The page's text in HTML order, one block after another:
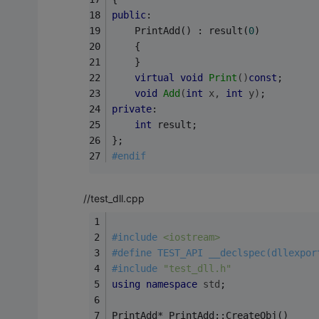
public:
	PrintAdd() : result(
0)
	{
	}
virtual
void Print ()const ;
void
Add (int x, int y) ;
private:
int result;
};
#endif
//test_dll.cpp
#include <iostream>
#define TEST_API
#include
"test_dll.h"
using
namespace std ;
PrintAdd* PrintAdd::CreateObj()